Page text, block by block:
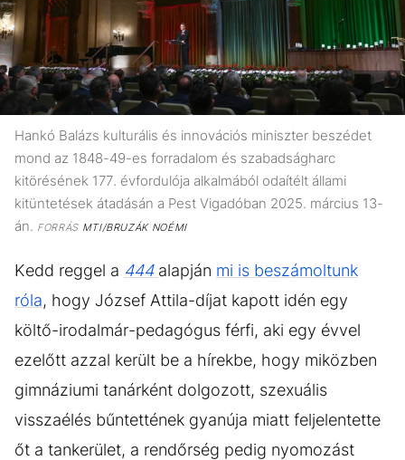
Hankó Balázs kulturális és innovációs miniszter beszédet
mond az 1848-49-es forradalom és szabadságharc
kitörésének 177. évfordulója alkalmából odaítélt állami
kitüntetések átadásán a Pest Vigadóban 2025. március 13-
án. FORRÁSMTI/BRUZÁK NOÉMI
Kedd reggel a 444 alapján mi is beszámoltunk
róla, hogy József Attila-díjat kapott idén egy
költő-irodalmár-pedagógus férfi, aki egy évvel
ezelőtt azzal került be a hírekbe, hogy miközben
gimnáziumi tanárként dolgozott, szexuális
visszaélés bűntettének gyanúja miatt feljelentette
őt a tankerület, a rendőrség pedig nyomozást